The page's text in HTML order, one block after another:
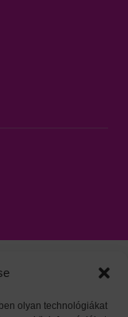
olyan technológiákat